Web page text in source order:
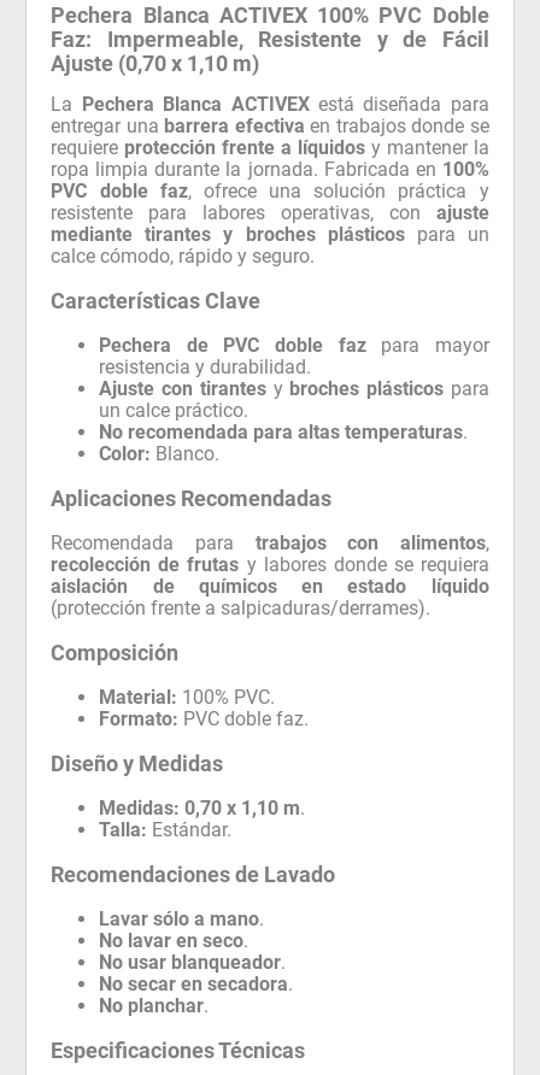
Pechera Blanca ACTIVEX 100% PVC Doble
Faz: Impermeable, Resistente y de Fácil
Ajuste (0,70 x 1,10 m)
La Pechera Blanca ACTIVEXestá diseñada para
entregar una barrera efectiva en trabajos donde se
requiere protección frente a líquidosy mantener la
ropa limpia durante la jornada. Fabricada en 100%
PVC doble faz, ofrece una solución práctica y
resistente para labores operativas, con ajuste
mediante tirantes y broches plásticospara un
calce cómodo, rápido y seguro.
Características Clave
Pechera de PVC doble fazpara mayor
resistencia y durabilidad.
Ajuste con tirantesy broches plásticospara
un calce práctico.
No recomendada para altas temperaturas.
Color: Blanco.
Aplicaciones Recomendadas
Recomendada para trabajos con alimentos,
recolección de frutas y labores donde se requiera
aislación de químicos en estado líquido
(protección frente a salpicaduras/derrames).
Composición
Material: 100% PVC.
Formato: PVC doble faz.
Diseño y Medidas
Medidas: 0,70 x 1,10 m.
Talla: Estándar.
Recomendaciones de Lavado
Lavar sólo a mano.
No lavar en seco.
No usar blanqueador.
No secar en secadora.
No planchar.
Especificaciones Técnicas